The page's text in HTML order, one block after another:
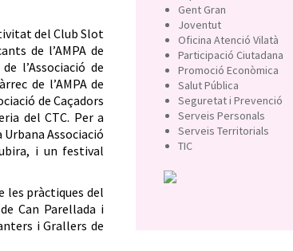
del Club Slot
de l’AMPA de
l’Associació de
de l’AMPA de
de Caçadors
del CTC. Per a
Associació
i un festival
les pràctiques del
Can Parellada i
i Grallers de
Gent Gran
Joventut
Oficina Atenció Vilatà
Participació Ciutadana
Promoció Econòmica
Salut Pública
Seguretat i Prevenció
Serveis Personals
Serveis Territorials
TIC